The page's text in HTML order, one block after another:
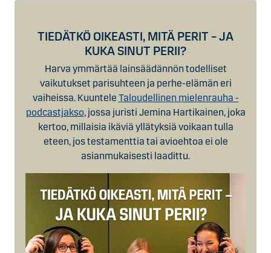
TIEDÄTKÖ OIKEASTI, MITÄ PERIT – JA
KUKA SINUT PERII?
Harva ymmärtää lainsäädännön todelliset
vaikutukset parisuhteen ja perhe-elämän eri
vaiheissa. Kuuntele Taloudellinen mielenrauha -
podcastjakso, jossa juristi Jemina Hartikainen, joka
kertoo, millaisia ikäviä yllätyksiä voikaan tulla
eteen, jos testamenttia tai avioehtoa ei ole
asianmukaisesti laadittu.